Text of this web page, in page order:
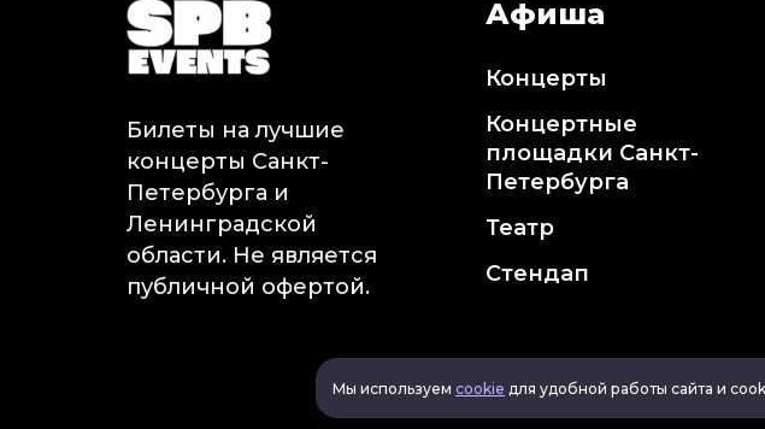
Билеты на лучшие
концерты Санкт-
Петербурга и
Ленинградской
области. Не является
публичной офертой.
Афиша
Концерты
Концертные
площадки Санкт-
Петербурга
Театр
Стендап
Мы используем cookie для удобной работы сайта и